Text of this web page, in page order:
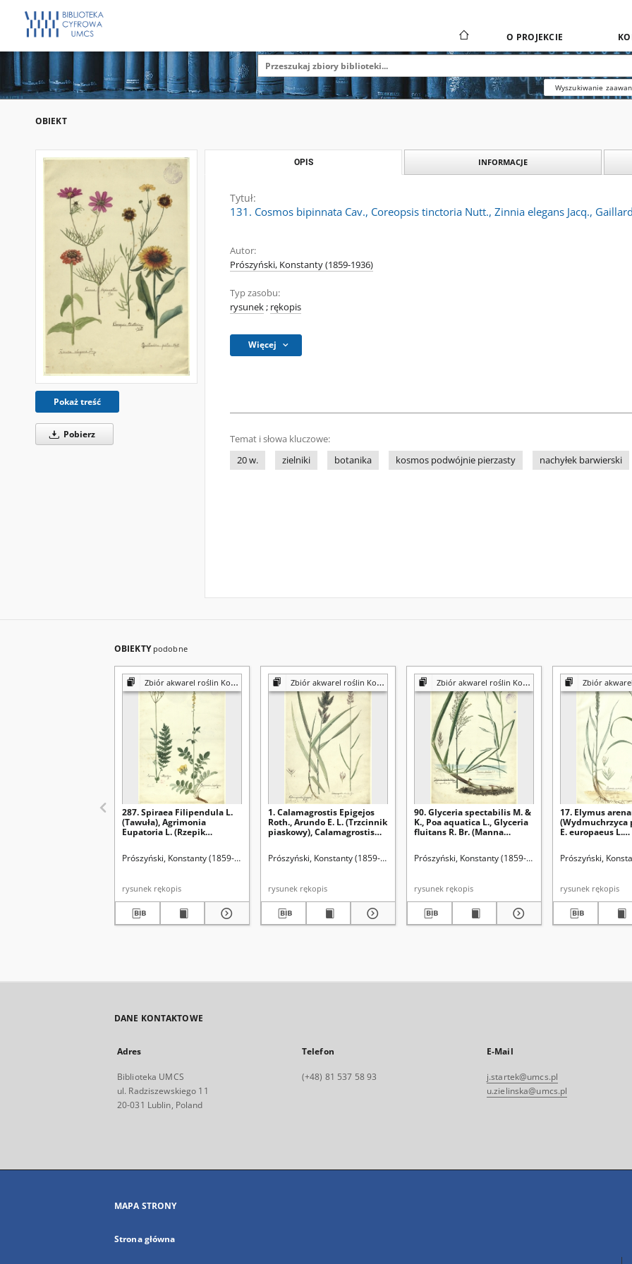
O PROJEKCIE
Wyszukiwanie
OBIEKT
Pokaż treść
Pobierz
OPIS INFORMACJE
Tytuł:
131. Cosmos bipinnata Cav., Coreopsis tinctoria Nutt., Zinnia elegans Jacq.,
Autor:
Prószyński, Konstanty (1859-1936)
Typ zasobu:
rysunek; rękopis
Więcej
Temat i słowa kluczowe:
20 w.
zielniki botanika kosmos podwójnie pierzasty nachyłek barwierski
OBIEKTY podobne
Zbiór akwarel roślin Konstantego Prószyńskiego
287. Spiraea Filipendula L.
(Tawuła), Agrimonia
Eupatoria L. (Rzepik
Prószyński, Konstanty (1859-1936)
rysunek rękopis
Zbiór akwarel roślin Konstantego Prószyńskiego
1. Calamagrostis Epigejos
Roth., Arundo E. L. (Trzcinnik
piaskowy), Calamagrostis
Prószyński, Konstanty (1859-1936)
rysunek rękopis
Zbiór akwarel roślin Konstantego Prószyńskiego
90. Glyceria spectabilis M. &
K., Poa aquatica L., Glyceria
fluitans R. Br. (Manna
Prószyński, Konstanty (1859-1936)
rysunek rękopis
Zbiór akwarel roślin
17. Elymus
(Wydmuchrzyca
E. europaeus L.
Prószyński,
rysunek rękopis
DANE KONTAKTOWE
Adres
Biblioteka UMCS
ul. Radziszewskiego 11
20-031 Lublin, Poland
Telefon
(+48) 81 537 58 93
E-Mail
j.startek@umcs.pl
u.zielinska@umcs.pl
MAPA STRONY
Strona główna